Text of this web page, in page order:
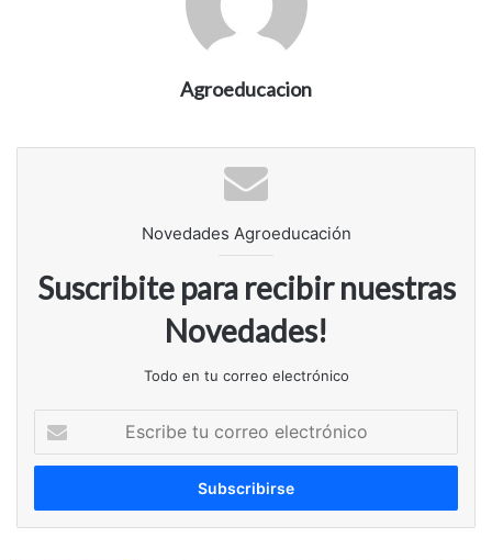
Agroeducacion
Novedades Agroeducación
Suscribite para recibir nuestras
Novedades!
Todo en tu correo electrónico
correo